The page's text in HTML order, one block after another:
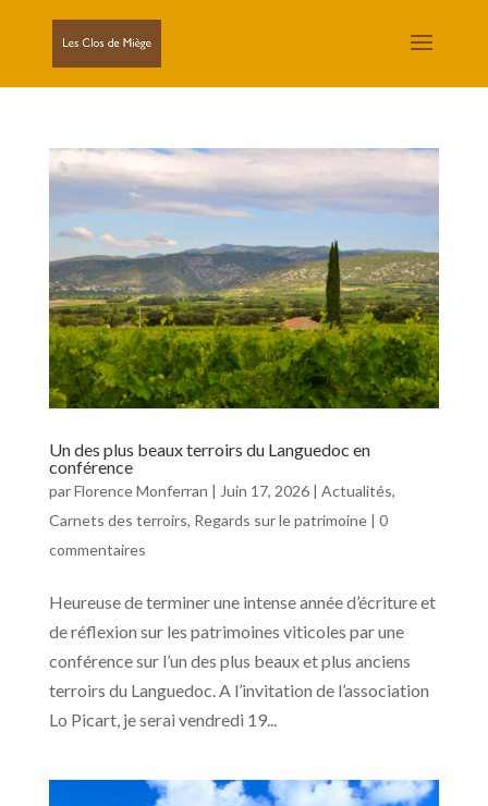
Un des plus beaux terroirs du Languedoc en
conférence
parFlorence Monferran | Juin 17, 2026| Actualités,
Carnets des terroirs, Regards sur le patrimoine| 0
commentaires
Heureuse de terminer une intense année d’écriture et
de réflexion sur les patrimoines viticoles par une
conférence sur l’un des plus beaux et plus anciens
terroirs du Languedoc. A l’invitation de l’association
Lo Picart, je serai vendredi 19...